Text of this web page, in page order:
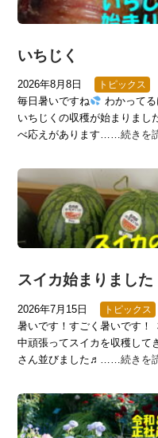
いちじく
2026年8月8日 トピックス
毎日暑いですね
わかってる
いちじくの収穫が始まりまし
べ応えがあります……続きを
スイカ始まりました
2026年7月15日 トピックス
暑いです！すごく暑いです！
中頑張ってスイカを収穫して
さん並びました♬……続きを